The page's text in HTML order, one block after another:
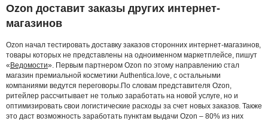
Ozon доставит заказы других интернет-
магазинов
Ozon начал тестировать доставку заказов сторонних интернет-магазинов,
товары которых не представлены на одноименном маркетплейсе, пишут
« Ведомости». Первым партнером Ozon по этому направлению стал
магазин премиальной косметики Authentica.love, с остальными
компаниями ведутся переговоры.По словам представителя Ozon,
ритейлер рассчитывает не только заработать на новой услуге, но и
оптимизировать свои логистические расходы за счет новых заказов. Также
это даст возможность заработать пунктам выдачи Ozon – 80% из них